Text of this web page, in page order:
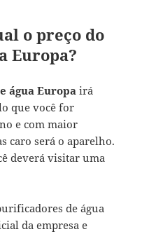
o preço do
Europa?
água Europa irá
que você for
e com maior
caro será o aparelho.
deverá visitar uma
de água
da empresa e